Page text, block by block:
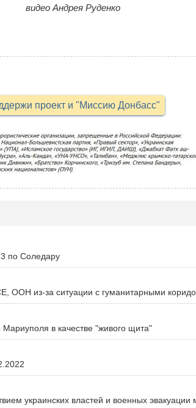
видео Андрея Руденко
проект и "Миссию Донбасс"
по Соледару
ООН из-за ситуации с гуманитарными
в качестве "живого щита"
украинских властей и военных эвакуации